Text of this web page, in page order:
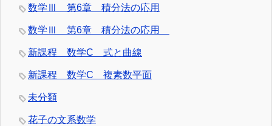
数学Ⅲ 第6章 積分法の応用
数学Ⅲ 第6章 積分法の応用
新課程 数学C 式と曲線
新課程 数学C 複素数平面
未分類
花子の文系数学